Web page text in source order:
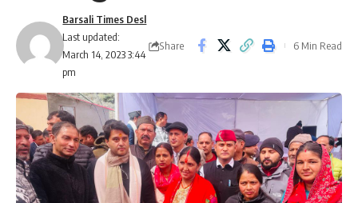
Last updated:
March 14, 2023 3:44
pm
Barsali Times Desl
Share 6 Min Read